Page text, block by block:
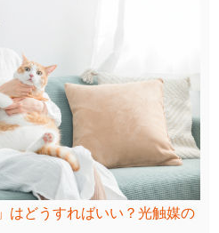
はどうすればいい？光触媒の